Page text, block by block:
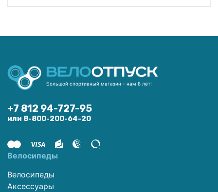
Большой спортивный магазин - нам 8 лет!
+7 812 94-727-95
или 8-800-200-64-20
Велосипеды
Велосипеды
Аксессуары